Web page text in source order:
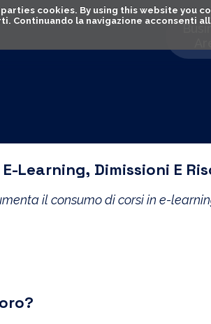
cookies. By using this website you
Continuando la navigazione acconsenti
Learning, Dimissioni E
il consumo di corsi in e-